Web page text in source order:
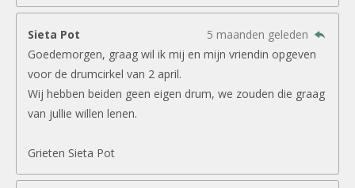
Sieta Pot
5 maanden geleden
Goedemorgen, graag wil ik mij en mijn vriendin opgeven
voor de drumcirkel van 2 april.
Wij hebben beiden geen eigen drum, we zouden die graag
van jullie willen lenen.
Grieten Sieta Pot